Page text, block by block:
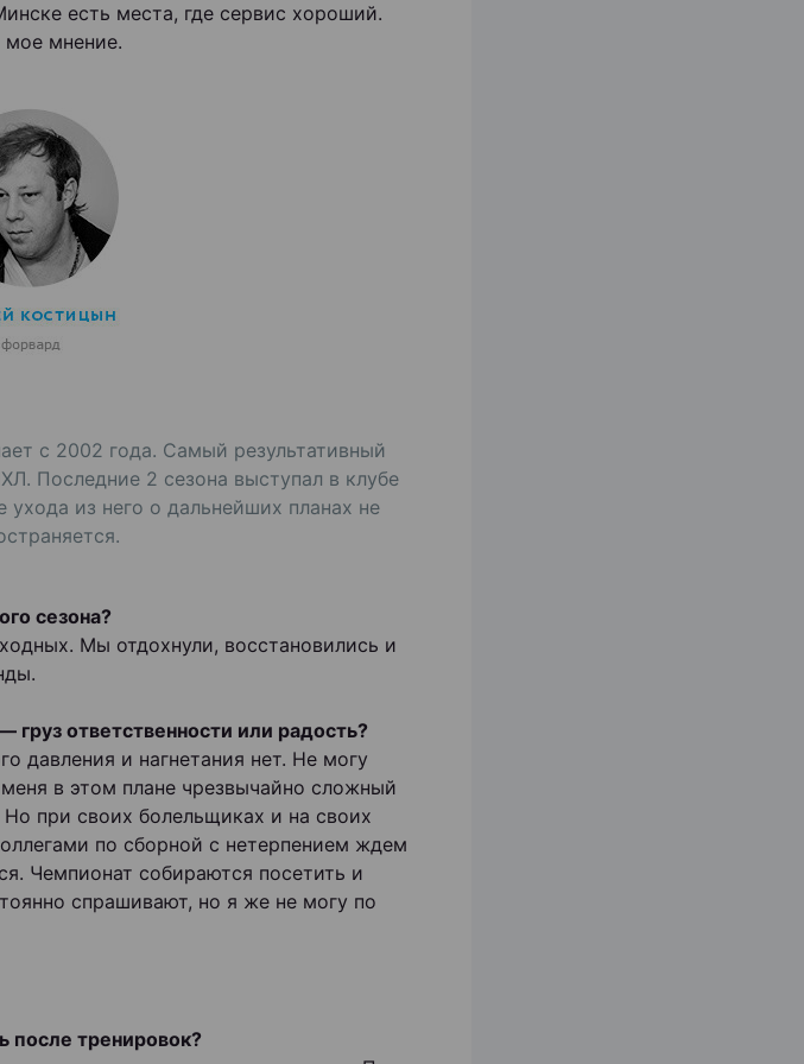
есть места, где сервис хороший.
мое мнение.
с 2002 года. Самый результативный
Последние 2 сезона выступал в клубе
ухода из него о дальнейших планах не
сезона?
Мы отдохнули, восстановились и
ответственности или радость?
давления и нагнетания нет. Не могу
в этом плане чрезвычайно сложный
при своих болельщиках и на своих
по сборной с нетерпением ждем
Чемпионат собираются посетить и
спрашивают, но я же не могу по
после тренировок?